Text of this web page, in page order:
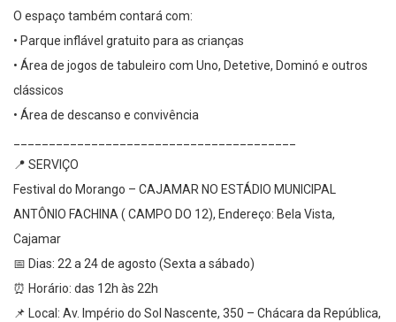
O espaço também contará com:
• Parque inflável gratuito para as crianças
• Área de jogos de tabuleiro com Uno, Detetive, Dominó e outros
clássicos
• Área de descanso e convivência
📍 SERVIÇO
Festival do Morango – CAJAMAR NO ESTÁDIO MUNICIPAL
ANTÔNIO FACHINA ( CAMPO DO 12), Endereço: Bela Vista,
Cajamar
📅 Dias: 22 a 24 de agosto (Sexta a sábado)
⏰ Horário: das 12h às 22h
📌 Local: Av. Império do Sol Nascente, 350 – Chácara da República,